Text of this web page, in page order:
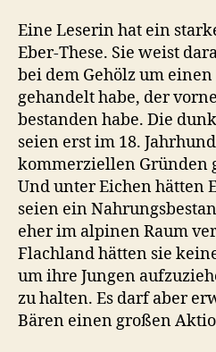
Eine Leserin hat ein
Eber-These. Sie weist
bei dem Gehölz um
gehandelt habe, der
bestanden habe. Die
seien erst im 18.
kommerziellen Gründen
Und unter Eichen hätten
seien ein
eher im alpinen Raum
Flachland hätten sie
um ihre Jungen
zu halten. Es darf aber
Bären einen großen